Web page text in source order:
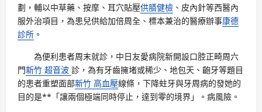
劃，輔以中草藥、按摩、耳穴貼壓供膳健檢 、皮內針等西醫內
服外治項目，為患兒供給加倍周全、標本兼治的醫療辦事康德
診所 。
為便利患者周末就診，中日友愛病院新開設口腔正畸周六
門新竹 超音波 診，為有牙齒擁堵或稀少、地包天、齙牙等題目
的患者重塑面部新竹 高血壓線條，下降蛀牙與牙周病的發她的
目的是**「讓兩個極端同時停止，達到零的境界」。病風險。